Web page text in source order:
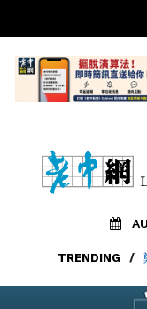
TRENDING /